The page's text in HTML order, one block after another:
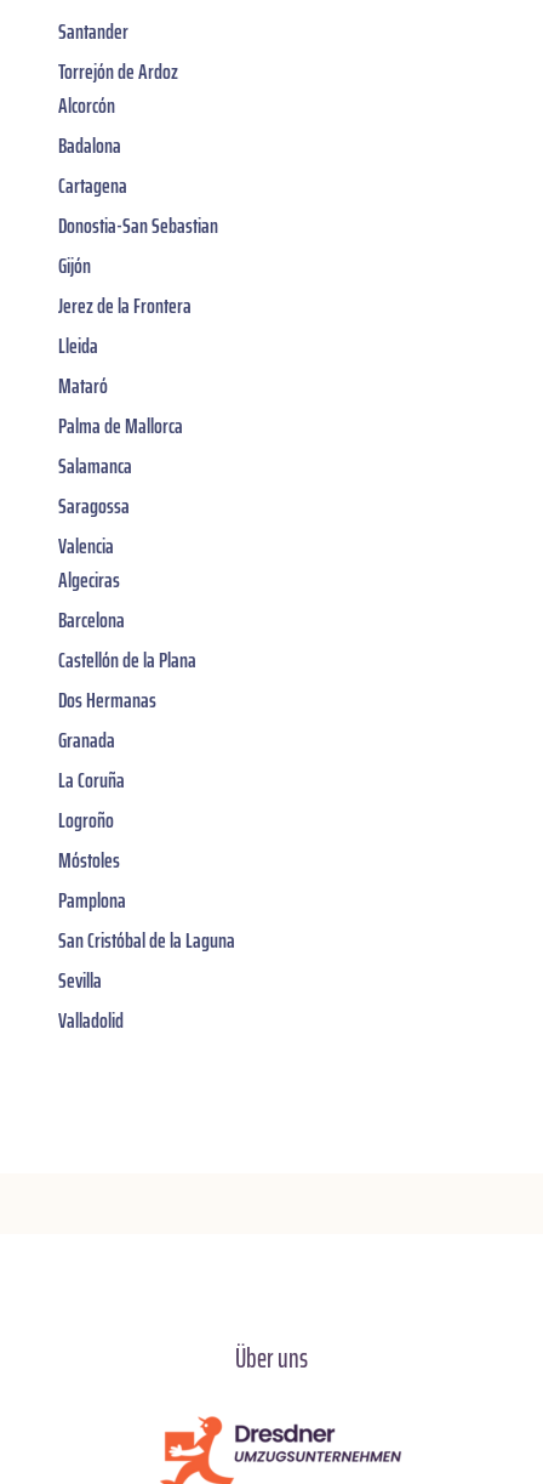
Santander
Torrejón de Ardoz
Alcorcón
Badalona
Cartagena
Donostia-San Sebastian
Gijón
Jerez de la Frontera
Lleida
Mataró
Palma de Mallorca
Salamanca
Saragossa
Valencia
Algeciras
Barcelona
Castellón de la Plana
Dos Hermanas
Granada
La Coruña
Logroño
Móstoles
Pamplona
San Cristóbal de la Laguna
Sevilla
Valladolid
Über uns